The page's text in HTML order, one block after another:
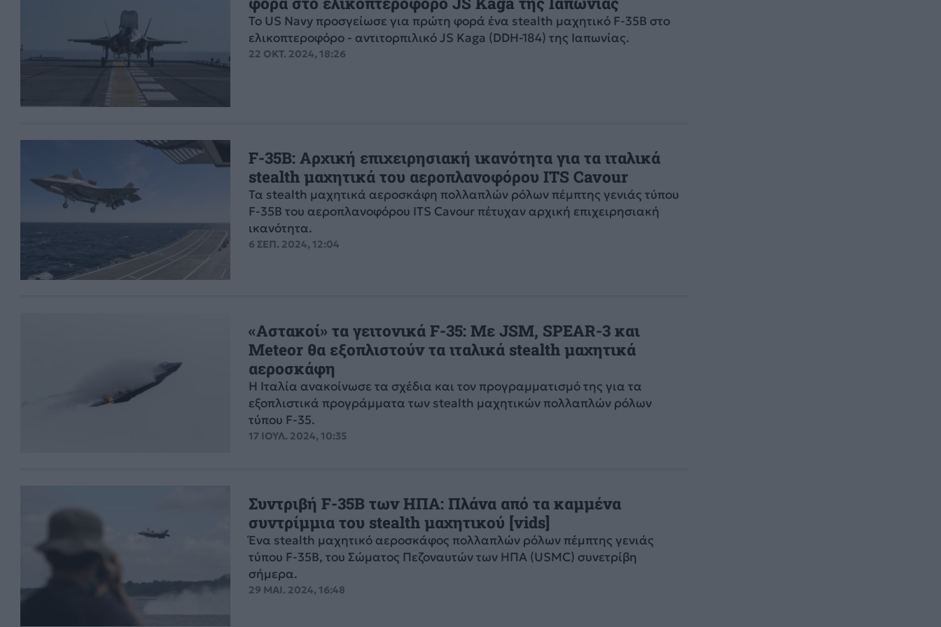
Το US Navy προσγείωσε για πρώτη φορά ένα stealth μαχητικό F-35B στο
ελικοπτεροφόρο - αντιτορπιλικό JS Kaga (DDH-184) της Ιαπωνίας.
22 ΟΚΤ. 2024, 18:26
F-35B: Αρχική επιχειρησιακή ικανότητα για τα ιταλικά
stealth μαχητικά του αεροπλανοφόρου ITS Cavour
Τα stealth μαχητικά αεροσκάφη πολλαπλών ρόλων πέμπτης γενιάς τύπου
F-35B του αεροπλανοφόρου ITS Cavour πέτυχαν αρχική επιχειρησιακή
ικανότητα.
6 ΣΕΠ. 2024, 12:04
«Αστακοί» τα γειτονικά F-35: Με JSM, SPEAR-3 και
Meteor θα εξοπλιστούν τα ιταλικά stealth μαχητικά
αεροσκάφη
Η Ιταλία ανακοίνωσε τα σχέδια και τον προγραμματισμό της για τα
εξοπλιστικά προγράμματα των stealth μαχητικών πολλαπλών ρόλων
τύπου F-35.
17 ΙΟΥΛ. 2024, 10:35
Συντριβή F-35B των ΗΠΑ: Πλάνα από τα καμμένα
συντρίμμια του stealth μαχητικού [vids]
Ένα stealth μαχητικό αεροσκάφος πολλαπλών ρόλων πέμπτης γενιάς
τύπου F-35B, του Σώματος Πεζοναυτών των ΗΠΑ (USMC) συνετρίβη
σήμερα.
29 ΜΑΙ. 2024, 16:48